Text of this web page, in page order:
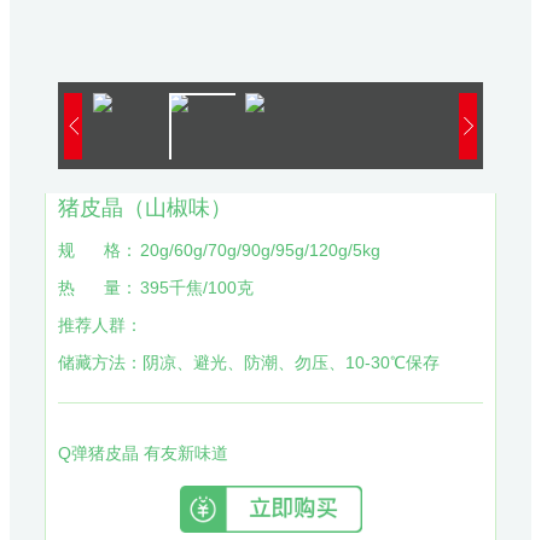
猪皮晶（山椒味）
规 格： 20g/60g/70g/90g/95g/120g/5kg
热
量： 395千焦/100克
推荐人群：
储藏方法： 阴凉、避光、防潮、勿压、10-30℃保存
Q弹猪皮晶 有友新味道